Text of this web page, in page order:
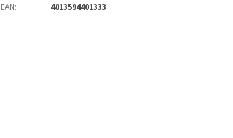
EAN: 4013594401333